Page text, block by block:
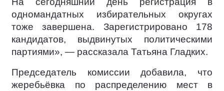
одномандатных избирательных округах
тоже завершена. Зарегистрировано 178
кандидатов, выдвинутых политическими
партиями», — рассказала Татьяна Гладких.
Председатель комиссии добавила, что
жеребьёвка по распределению мест в